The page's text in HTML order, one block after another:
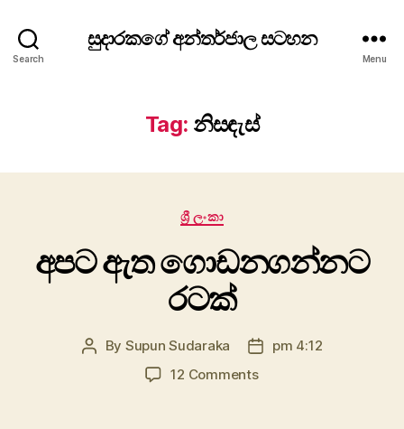
Search
සුදාරකගේ අන්තර්ජාල සටහන
Menu
Tag: නිසඳැස්
Categories
ශ්‍රී ලංකා
අපට ඇත ගොඩනගන්නට
රටක්
Post
By Supun Sudaraka
Postpm 4:12
12 Commentson